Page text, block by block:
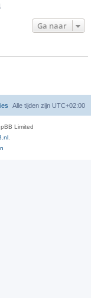
Ga naar
Alle tijden zijn UTC+02:00
Limited